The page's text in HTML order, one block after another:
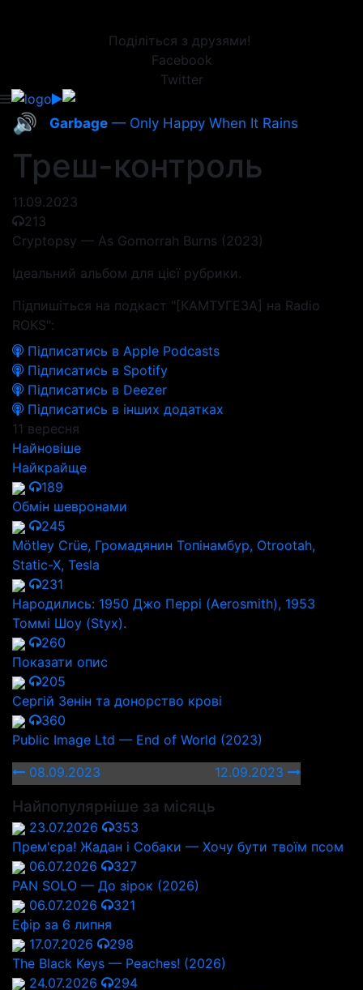
Поділіться з друзями!
Facebook
Twitter
🔊 Garbage — Only Happy When It Rains
Треш-контроль
11.09.2023
213
Cryptopsy — As Gomorrah Burns (2023)
Ідеальний альбом для цієї рубрики.
Підпишіться на подкаст "[КАМТУГЕЗА] на Radio
ROKS":
Підписатись в Apple Podcasts
Підписатись в Spotify
Підписатись в Deezer
Підписатись в інших додатках
11 вересня
Найновіше
Найкрайще
189
Обмін шевронами
245
Mötley Crüe, Громадянин Топінамбур, Otrootah,
Static-X, Tesla
231
Народились: 1950 Джо Перрі (Aerosmith), 1953
Томмі Шоу (Styx).
260
Показати опис
205
Сергій Зенін та донорство крові
360
Public Image Ltd — End of World (2023)
08.09.2023
12.09.2023
Найпопулярніше за місяць
23.07.2026
353
Прем'єра! Жадан і Собаки — Хочу бути твоїм псом
06.07.2026
327
PAN SOLO — До зірок (2026)
06.07.2026
321
Ефір за 6 липня
17.07.2026
298
The Black Keys — Peaches! (2026)
24.07.2026
294